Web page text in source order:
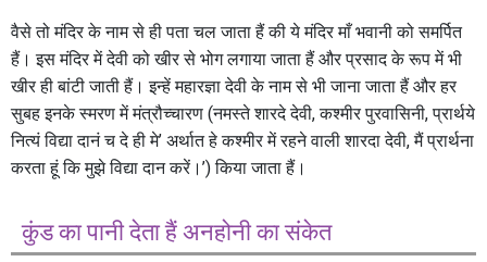
वैसे तो मंदिर के नाम से ही पता चल जाता हैं की ये मंदिर माँ भवानी को समर्पित
हैं। इस मंदिर में देवी को खीर से भोग लगाया जाता हैं और प्रसाद के रूप में भी
खीर ही बांटी जाती हैं। इन्हें महारज्ञा देवी के नाम से भी जाना जाता हैं और हर
सुबह इनके स्मरण में मंत्रौच्चारण (नमस्ते शारदे देवी, कश्मीर पुरवासिनी, प्रार्थये
नित्यं विद्या दानं च दे ही मे’ अर्थात हे कश्मीर में रहने वाली शारदा देवी, मैं प्रार्थना
करता हूं कि मुझे विद्या दान करें।’) किया जाता हैं।
कुंड का पानी देता हैं अनहोनी का संकेत